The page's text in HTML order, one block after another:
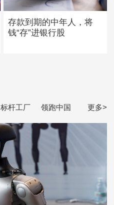
存款到期的中年人，将
钱“存”进银行股
更多>
标杆工厂 领跑中国